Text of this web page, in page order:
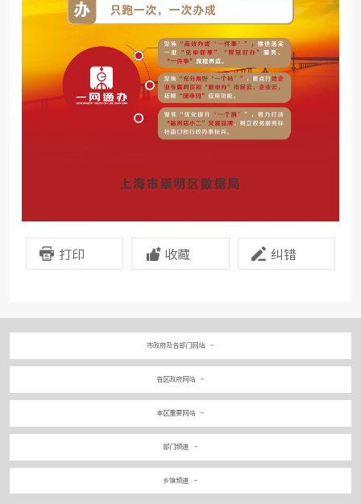
打印 收藏 纠错
市政府及各部门网站
各区政府网站
本区重要网站
部门频道
乡镇频道